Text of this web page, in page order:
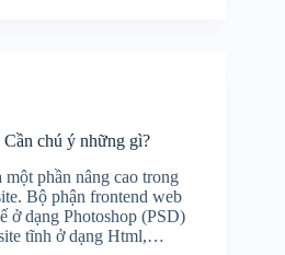
Cần chú ý những gì?
phần nâng cao trong
Bộ phận frontend web
ở dạng Photoshop (PSD)
tĩnh ở dạng Html,…